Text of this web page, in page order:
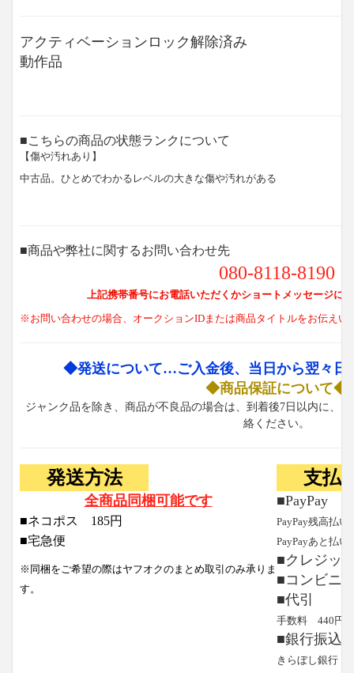
アクティベーションロック解除済み
動作品
■こちらの商品の状態ランクについて
【傷や汚れあり】
中古品。ひとめでわかるレベルの大きな傷や汚れがある
■商品や弊社に関するお問い合わせ先
080-8118-8190
上記携帯番号にお電話いただくかショートメッセージに
※お問い合わせの場合、オークションIDまたは商品タイトルをお伝えい
◆発送について…ご入金後、当日から翌々日
◆商品保証について◆
ジャンク品を除き、商品が不良品の場合は、到着後7日以内に、
絡ください。
発送方法
全商品同梱可能です
■ネコポス 185円
■宅急便
※同梱をご希望の際はヤフオクのまとめ取引のみ承りま
す。
支払
■PayPay
PayPay残高払い
PayPayあと払い
■クレジッ
■コンビニ
■代引
手数料 440円と
■銀行振込
きらぼし銀行